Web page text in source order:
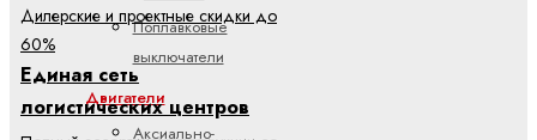
Поплавковые
выключатели
Двигатели
Аксиально-
Дилерские и проектные скидки до
60%
Единая сеть
логистических центров